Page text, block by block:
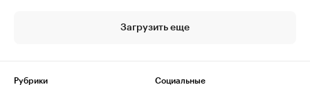
Загрузить еще
Рубрики
Социальные